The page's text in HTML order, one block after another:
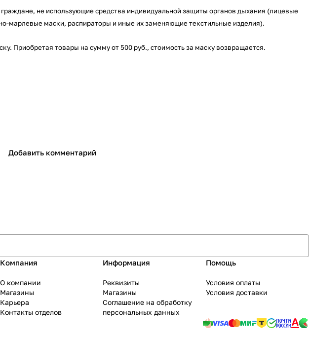
не использующие средства индивидуальной защиты органов дыхания (лицевые
марлевые маски, распираторы и иные их заменяющие текстильные изделия).
Приобретая товары на сумму от 500 руб., стоимость за маску возвращается.
Добавить комментарий
Компания
О компании
Магазины
Карьера
Контакты отделов
Информация
Реквизиты
Магазины
Соглашение на обработку
персональных данных
Помощь
Условия оплаты
Условия доставки